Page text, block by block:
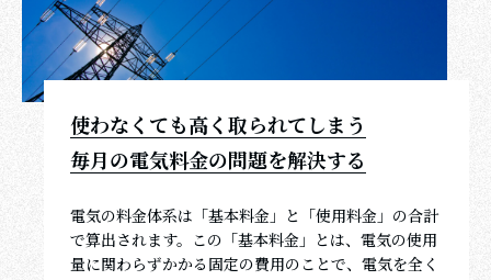
使わなくても高く取られてしまう
毎月の電気料金の問題を解決する
電気の料金体系は「基本料金」と「使用料金」の合計
で算出されます。この「基本料金」とは、電気の使用
量に関わらずかかる固定の費用のことで、電気を全く